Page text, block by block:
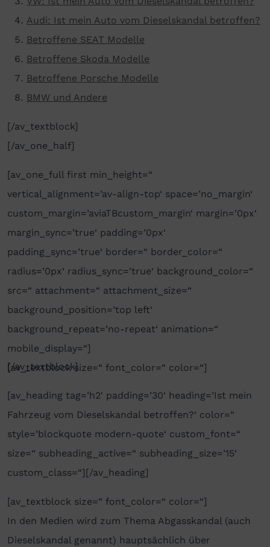
Audi: Ist mein Auto vom Dieselskandal betroffen?
Betroffene SEAT Modelle
Betroffene Skoda Modelle
Betroffene Porsche Modelle
BMW und Andere
[/av_textblock]
[/av_one_half]
[av_one_full first min_height=“
vertical_alignment=’av-align-top‘ space=’no_margin‘
custom_margin=’aviaTBcustom_margin‘ margin=’0px‘
margin_sync=’true‘ padding=’0px‘
padding_sync=’true‘ border=“ border_color=“
radius=’0px‘ radius_sync=’true‘ background_color=“
src=“ attachment=“ attachment_size=“
background_position=’top left‘
background_repeat=’no-repeat‘ animation=“
mobile_display=“]
[av_textblock size=“ font_color=“ color=“]
[/av_textblock]
[av_heading tag=’h2′ padding=’30‘ heading=’Ist mein
Fahrzeug vom Dieselskandal betroffen?‘ color=“
style=’blockquote modern-quote‘ custom_font=“
size=“ subheading_active=“ subheading_size=’15‘
custom_class=“][/av_heading]
[av_textblock size=“ font_color=“ color=“]
In den Medien wird zum Thema Abgasskandal (auch
Dieselskandal genannt) hauptsächlich über